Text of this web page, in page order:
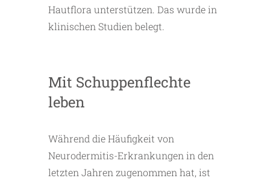
Hautflora unterstützen. Das wurde in
klinischen Studien belegt.
Mit Schuppenflechte
leben
Während die Häufigkeit von
Neurodermitis-Erkrankungen in den
letzten Jahren zugenommen hat, ist